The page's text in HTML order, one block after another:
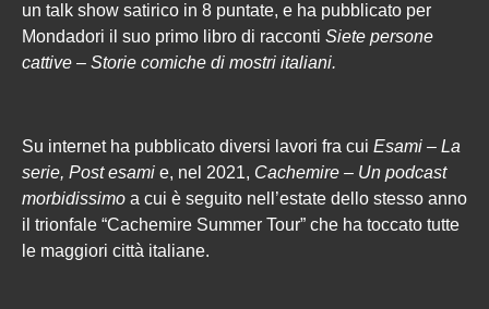
un talk show satirico in 8 puntate, e ha pubblicato per
Mondadori il suo primo libro di racconti Siete persone
cattive – Storie comiche di mostri italiani.
Su internet ha pubblicato diversi lavori fra cui Esami – La
serie, Post esami e, nel 2021, Cachemire – Un podcast
morbidissimo a cui è seguito nell’estate dello stesso anno
il trionfale “Cachemire Summer Tour” che ha toccato tutte
le maggiori città italiane.